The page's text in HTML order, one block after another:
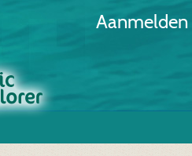
Aanmelden